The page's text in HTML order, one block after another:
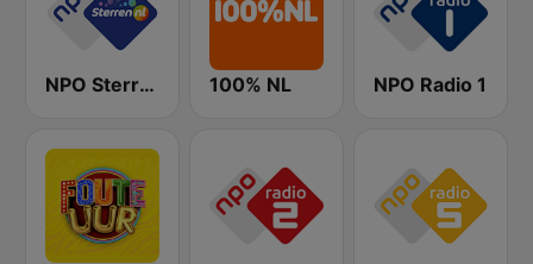
NPO Sterren 100% NL NPO Radio 1